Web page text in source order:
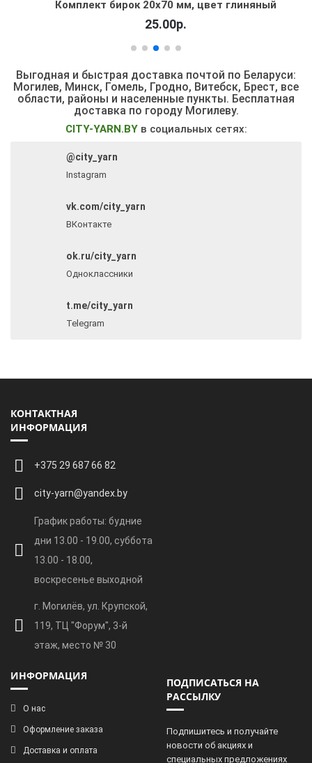
Комплект бирок 20х70 мм, цвет глиняный
25.00р.
Выгодная и быстрая доставка почтой по Беларуси:
Могилев, Минск, Гомель, Гродно, Витебск, Брест, все
области, районы и населенные пункты. Бесплатная
доставка по городу Могилеву.
CITY-YARN.BYв социальных сетях:
@city_yarn
Instagram
vk.com/city_yarn
ВКонтакте
ok.ru/city_yarn
Одноклассники
t.me/city_yarn
Telegram
КОНТАКТНАЯ
ИНФОРМАЦИЯ
+375 29 687 66 82
city-yarn@yandex.by
График работы: будние
дни 13.00 - 19.00, суббота
13.00 - 18.00,
воскресенье выходной
г. Могилёв, ул. Крупской,
119, ТЦ "Форум", 3-й
этаж, место № 30
ИНФОРМАЦИЯ
О нас
Оформление заказа
Доставка и оплата
ПОДПИСАТЬСЯ НА
РАССЫЛКУ
Подпишитесь и получайте
новости об акциях и
специальных предложениях